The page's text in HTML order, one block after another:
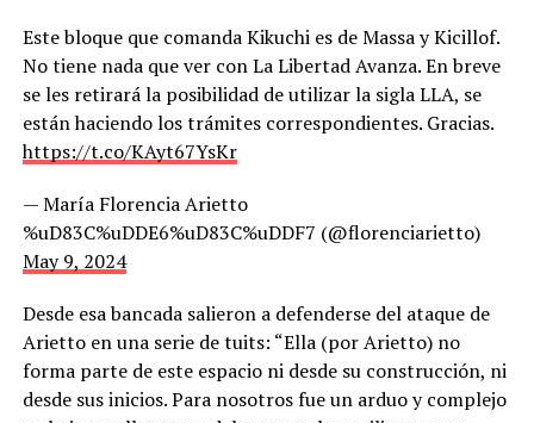
Este bloque que comanda Kikuchi es de Massa y Kicillof.
No tiene nada que ver con La Libertad Avanza. En breve
se les retirará la posibilidad de utilizar la sigla LLA, se
están haciendo los trámites correspondientes. Gracias.
https://t.co/KAyt67YsKr
— María Florencia Arietto
%uD83C%uDDE6%uD83C%uDDF7 (@florenciarietto)
May 9, 2024
Desde esa bancada salieron a defenderse del ataque de
Arietto en una serie de tuits: “Ella (por Arietto) no
forma parte de este espacio ni desde su construcción, ni
desde sus inicios. Para nosotros fue un arduo y complejo